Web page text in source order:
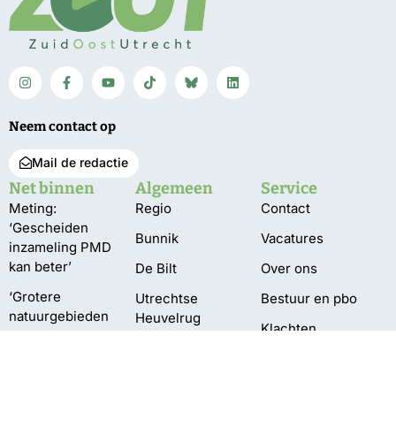
Neem contact op
Mail de redactie
Net binnen
Meting:
‘Gescheiden
inzameling PMD
kan beter’
‘Grotere
natuurgebieden
beter bestand
Algemeen
Regio
Bunnik
De Bilt
Utrechtse
Heuvelrug
Service
Contact
Vacatures
Over ons
Bestuur en pbo
Klachten